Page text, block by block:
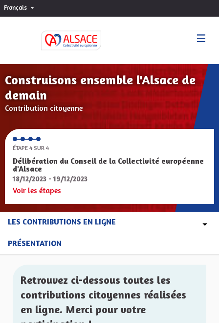
Français Choisir la langue
Construisons ensemble l'Alsace de
demain
Contribution citoyenne
ÉTAPE 4 SUR 4
Délibération du Conseil de la Collectivité européenne
d'Alsace
18/12/2023 - 19/12/2023
Voir les étapes
LES CONTRIBUTIONS EN LIGNE
PRÉSENTATION
Retrouvez ci-dessous toutes les
contributions citoyennes réalisées
en ligne. Merci pour votre